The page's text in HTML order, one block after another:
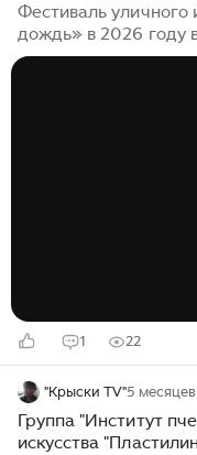
Фестиваль уличного
дождь» в 2026 году
сообщили его
1 22
"Крыски TV"5
Группа "Институт
искусства